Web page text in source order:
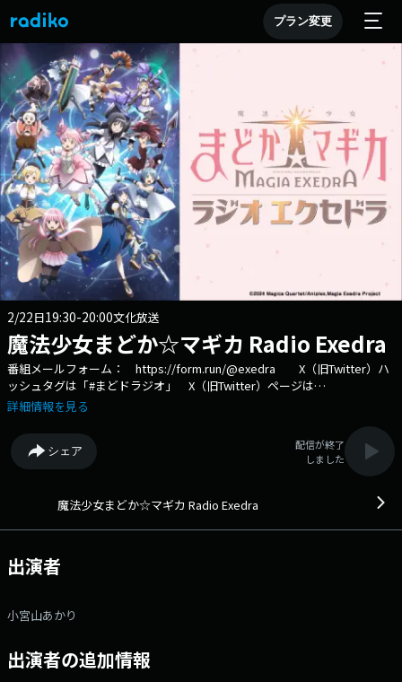
プラン変更
2/22日19:30-20:00文化放送
魔法少女まどか☆マギカ Radio Exedra
番組メールフォーム： https://form.run/@exedra X（旧Twitter）ハ
ッシュタグは「#まどドラジオ」 X（旧Twitter）ページは
「https://x.com/radio_exedra」 アプリゲーム『魔法少女まどか
きしながら、「魔法少女まどか☆マギカ Magia Exedra」の魅力や最新情
報をお届けしていきます。 文化放送公式X（旧Twitter）アカウント
は「@joqrpr」 文化放送公式X（旧Twitter）ハッシュタグは「#文化放
「https://www.facebook.com/1134joqr」 文化放送公式LINEは
詳細情報を見る
シェア
配信が終了
しました
魔法少女まどか☆マギカ Radio Exedra
出演者
小宮山あかり
出演者の追加情報